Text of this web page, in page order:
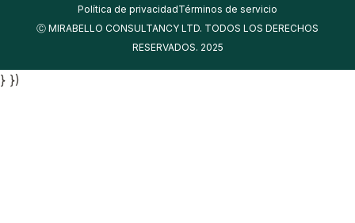
Política de privacidadTérminos de servicio
Ⓒ MIRABELLO CONSULTANCY LTD. TODOS LOS DERECHOS
RESERVADOS. 2025
} })